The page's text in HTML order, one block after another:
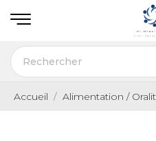
Accueil Alimentation /